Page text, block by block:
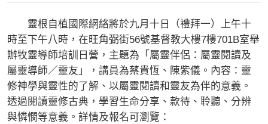
靈根自植國際網絡將於九月十日（禮拜一）上午十
時至下午八時，在旺角弼街56號基督教大樓7樓701B室舉
辦牧靈導師培訓日營，主題為「屬靈伴侶：屬靈閱讀及
屬靈導師／靈友」，講員為蔡貴恆、陳紫儀。內容：靈
修神學與靈性的了解、以屬靈閱讀和靈友為伴的意義。
透過閱讀靈修古典，學習生命分享、款待、聆聽、分辨
與憐憫等意義。詳情及報名可瀏覽：